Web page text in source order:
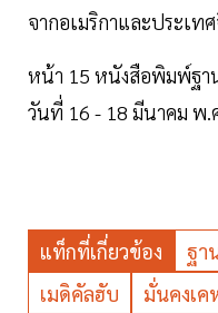
จากอเมริกาและประเท
หน้า 15 หนังสือพิมพ์ฐา
วันที่ 16 - 18 มีนาคม พ.
แท็กที่เกี่ยวข้อง ฐา
เมดิคัลฮับ
มั่นคงเค